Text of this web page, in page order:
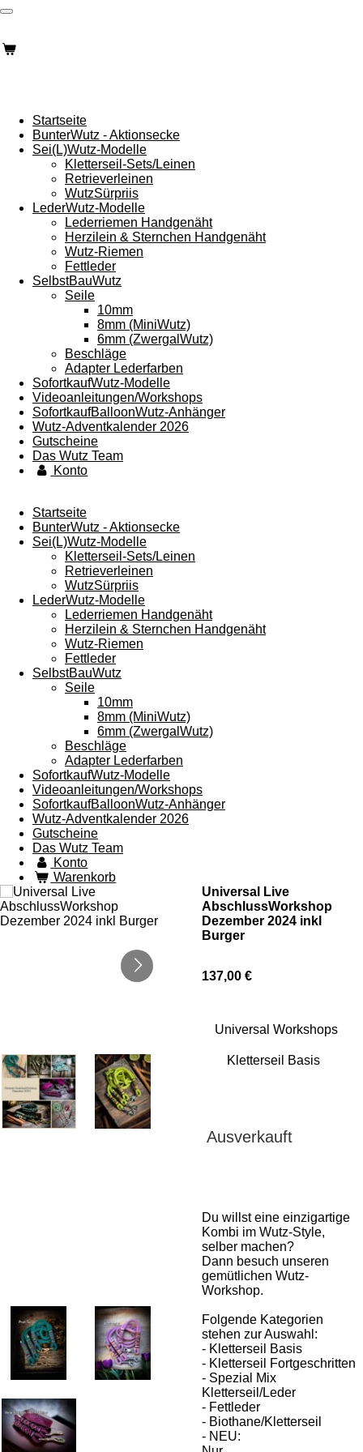
Zum
springen
Startseite
BunterWutz - Aktionsecke
Sei(L)Wutz-Modelle
Kletterseil-Sets/Leinen
Retrieverleinen
WutzSürpriis
LederWutz-Modelle
Lederriemen Handgenäht
Herzilein & Sternchen Handgenäht
Wutz-Riemen
Fettleder
SelbstBauWutz
Seile
10mm
8mm (MiniWutz)
6mm (ZwergalWutz)
Beschläge
Adapter Lederfarben
SofortkaufWutz-Modelle
Videoanleitungen/Workshops
SofortkaufBalloonWutz-Anhänger
Wutz-Adventkalender 2026
Gutscheine
Das Wutz Team
Konto
Startseite
BunterWutz - Aktionsecke
Sei(L)Wutz-Modelle
Kletterseil-Sets/Leinen
Retrieverleinen
WutzSürpriis
LederWutz-Modelle
Lederriemen Handgenäht
Herzilein & Sternchen Handgenäht
Wutz-Riemen
Fettleder
SelbstBauWutz
Seile
10mm
8mm (MiniWutz)
6mm (ZwergalWutz)
Beschläge
Adapter Lederfarben
SofortkaufWutz-Modelle
Videoanleitungen/Workshops
SofortkaufBalloonWutz-Anhänger
Wutz-Adventkalender 2026
Gutscheine
Das Wutz Team
Konto
Warenkorb
Universal Live
AbschlussWorkshop
Dezember 2024 inkl
Burger
137,00 €
Universal Workshops
Ausverkauft
Du willst eine einzigartige
Kombi im Wutz-Style,
selber machen?
Dann besuch unseren
gemütlichen Wutz-
Workshop.
Folgende Kategorien
stehen zur Auswahl:
- Kletterseil Basis
- Kletterseil Fortgeschritten
- Spezial Mix
Kletterseil/Leder
- Fettleder
- Biothane/Kletterseil
- NEU: